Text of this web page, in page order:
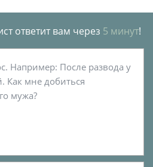
ответит вам через 5 минут!